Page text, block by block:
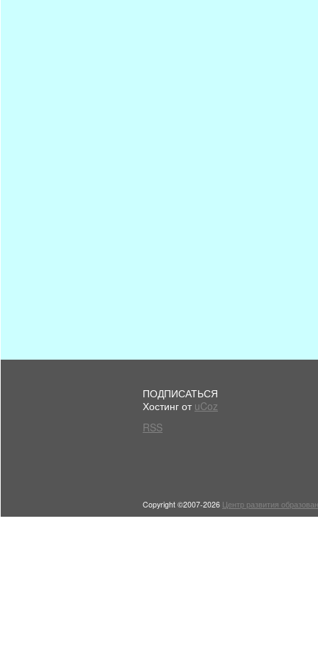
ПОДПИСАТЬСЯ
Хостинг от uCoz
RSS
Copyright ©2007-2026 Центр развития